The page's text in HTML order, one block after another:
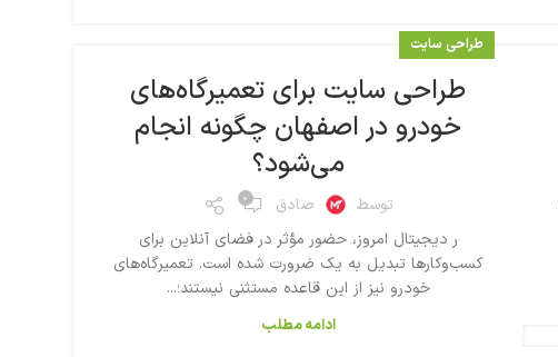
طراحی سایت
طراحی سایت برای تعمیرگاه‌های
خودرو در اصفهان چگونه انجام
می‌شود؟
توسط صادق ۰
ر دیجیتال امروز، حضور مؤثر در فضای آنلاین برای
کسب‌وکارها تبدیل به یک ضرورت شده است. تعمیرگاه‌های
خودرو نیز از این قاعده مستثنی نیستند؛...
ادامه مطلب